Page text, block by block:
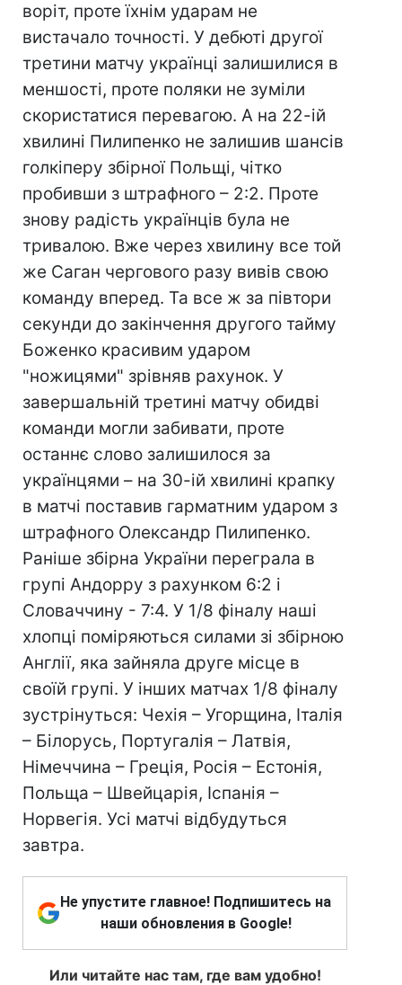
воріт, проте їхнім ударам не
вистачало точності. У дебюті другої
третини матчу українці залишилися в
меншості, проте поляки не зуміли
скористатися перевагою. А на 22-ій
хвилині Пилипенко не залишив шансів
голкіперу збірної Польщі, чітко
пробивши з штрафного – 2:2. Проте
знову радість українців була не
тривалою. Вже через хвилину все той
же Саган чергового разу вивів свою
команду вперед. Та все ж за півтори
секунди до закінчення другого тайму
Боженко красивим ударом
"ножицями" зрівняв рахунок. У
завершальній третині матчу обидві
команди могли забивати, проте
останнє слово залишилося за
українцями – на 30-ій хвилині крапку
в матчі поставив гарматним ударом з
штрафного Олександр Пилипенко.
Раніше збірна України переграла в
групі Андорру з рахунком 6:2 і
Словаччину - 7:4. У 1/8 фіналу наші
хлопці поміряються силами зі збірною
Англії, яка зайняла друге місце в
своїй групі. У інших матчах 1/8 фіналу
зустрінуться: Чехія – Угорщина, Італія
– Білорусь, Португалія – Латвія,
Німеччина – Греція, Росія – Естонія,
Польща – Швейцарія, Іспанія –
Норвегія. Усі матчі відбудуться
завтра.
Не упустите главное! Подпишитесь на
наши обновления в Google!
Или читайте нас там, где вам удобно!